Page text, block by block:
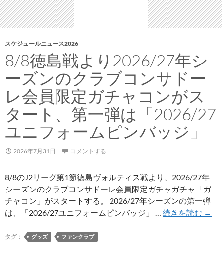
観
戦
者
調
査
レ
ポ
ー
ト
スケジュールニュース2026
8/8徳島戦より2026/27年シ
ーズンのクラブコンサドー
レ会員限定ガチャコンがス
タート、第一弾は「2026/27
ユニフォームピンバッジ」
2026年7月31日 コメントする
8/8のJ2リーグ第1節徳島ヴォルティス戦より、2026/27年
シーズンのクラブコンサドーレ会員限定ガチャガチャ「ガ
チャコン」がスタートする。 2026/27年シーズンの第一弾
は、「2026/27ユニフォームピンバッジ」 … 続きを読む 8/8
→
タグ： グッズ ファンクラブ